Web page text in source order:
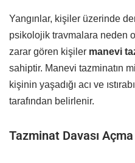
Yangınlar, kişiler üzerinde
psikolojik travmalara neden
zarar gören kişiler manevi
sahiptir. Manevi tazminatın
kişinin yaşadığı acı ve
tarafından belirlenir.
Tazminat Davası